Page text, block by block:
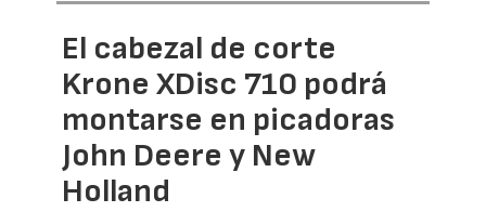
El cabezal de corte
Krone XDisc 710 podrá
montarse en picadoras
John Deere y New
Holland